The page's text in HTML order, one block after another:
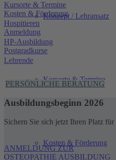
Konzept / Lehransatz
Kursorte & Termine
Kosten & Förderung
Kursorte & Termine
Kosten & Förderung
Hospitieren
Anmeldung
HP-Ausbildung
Postgradkurse
Lehrende
PERSÖNLICHE BERATUNG
Ausbildungsbeginn 2026
Sichern Sie sich jetzt Ihren Platz für
ANMELDUNG ZUR
OSTEOPATHIE AUSBILDUNG